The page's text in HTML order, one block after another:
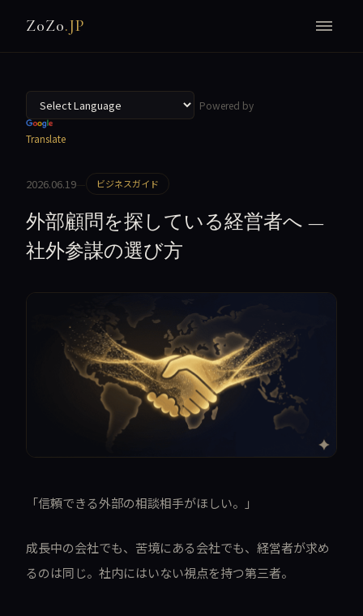
Z0Z0.JP
Powered by
Translate
2026.06.19 ビジネスガイド
外部顧問を探している経営者へ —
社外参謀の選び方
「信頼できる外部の相談相手がほしい。」
成長中の会社でも、苦境にある会社でも、経営者が求め
るのは同じ。社内にはいない視点を持つ第三者。